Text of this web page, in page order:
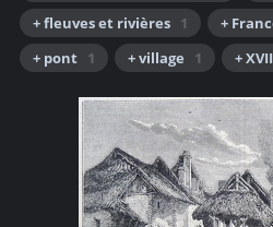
+ fleuves et rivières 1 +
+ pont 1 + village 1 +